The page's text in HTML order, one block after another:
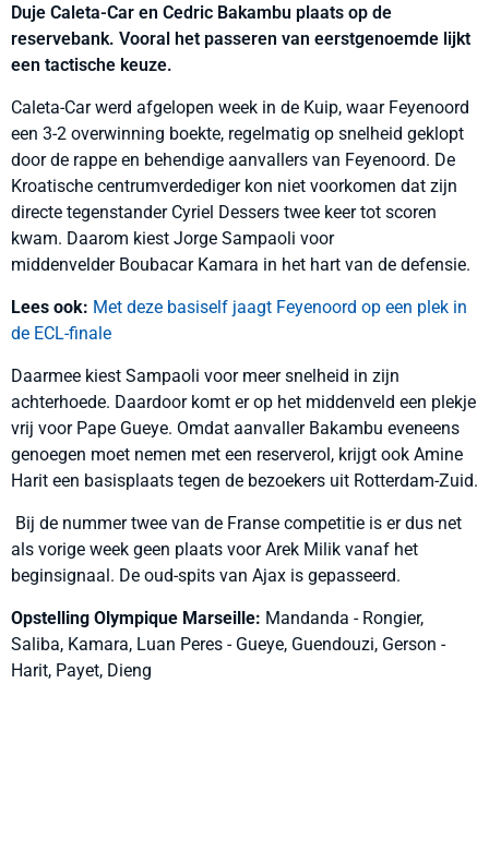
Duje Caleta-Car en Cedric Bakambu plaats op de
reservebank. Vooral het passeren van eerstgenoemde lijkt
een tactische keuze.
Caleta-Car werd afgelopen week in de Kuip, waar Feyenoord
een 3-2 overwinning boekte, regelmatig op snelheid geklopt
door de rappe en behendige aanvallers van Feyenoord. De
Kroatische centrumverdediger kon niet voorkomen dat zijn
directe tegenstander Cyriel Dessers twee keer tot scoren
kwam. Daarom kiest Jorge Sampaoli voor
middenvelder Boubacar Kamara in het hart van de defensie.
Lees ook: Met deze basiself jaagt Feyenoord op een plek in
de ECL-finale
Daarmee kiest Sampaoli voor meer snelheid in zijn
achterhoede. Daardoor komt er op het middenveld een plekje
vrij voor Pape Gueye. Omdat aanvaller Bakambu eveneens
genoegen moet nemen met een reserverol, krijgt ook Amine
Harit een basisplaats tegen de bezoekers uit Rotterdam-Zuid.
Bij de nummer twee van de Franse competitie is er dus net
als vorige week geen plaats voor Arek Milik vanaf het
beginsignaal. De oud-spits van Ajax is gepasseerd.
Opstelling Olympique Marseille: Mandanda - Rongier,
Saliba, Kamara, Luan Peres - Gueye, Guendouzi, Gerson -
Harit, Payet, Dieng